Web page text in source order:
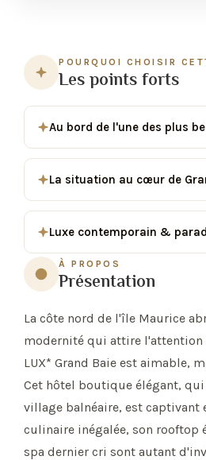
POURQUOI CHOISIR
Les points forts
Au bord de l'une des plus
La situation au cœur de
Luxe contemporain &
À PROPOS
Présentation
La côte nord de l'île Maurice
modernité qui attire l'attention
LUX* Grand Baie est aimable,
Cet hôtel boutique élégant,
village balnéaire, est captivant
culinaire inégalée, son rooftop
spa dernier cri sont autant